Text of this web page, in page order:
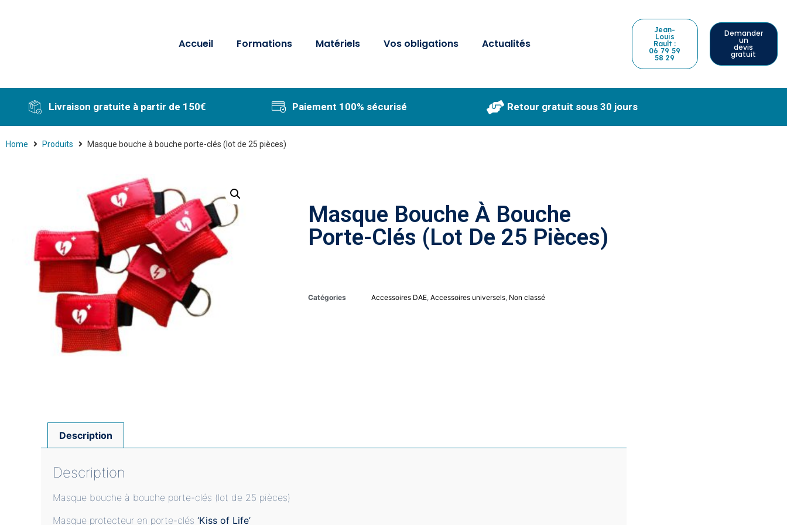
Accueil Formations Matériels Vos obligations Actualités
Jean-
Louis
Rault :
06 79 59
58 29
Demander
un
devis
gratuit
Livraison gratuite à partir de 150€ Paiement 100% sécurisé Retour gratuit sous 30 jours
Home Produits Masque bouche à bouche porte-clés (lot de 25 pièces)
Masque Bouche À Bouche
Porte-Clés (lot De 25 Pièces)
Catégories Accessoires DAE, Accessoires universels, Non classé
Description
Description
Masque bouche à bouche porte-clés (lot de 25 pièces)
Masque protecteur en porte-clés ‘Kiss of Life’